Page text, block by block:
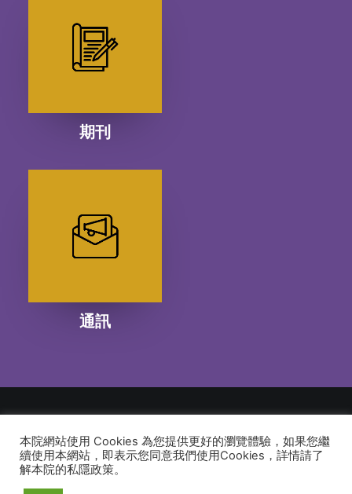
期刊
通訊
© 2026 建道神學院Alliance Bible Seminary. All rights reserved
本院網站使用 Cookies 為您提供更好的瀏覽體驗，如果您繼
續使用本網站，即表示您同意我們使用Cookies，詳情請了
解本院的私隱政策。